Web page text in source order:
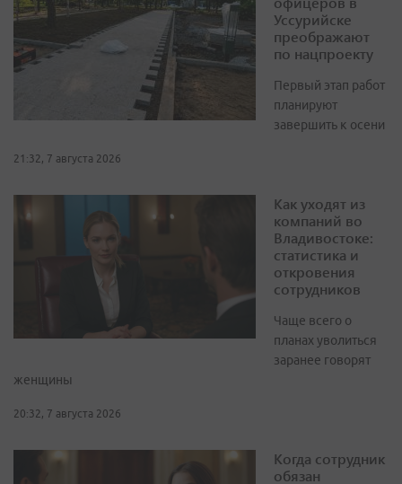
Уссурийске
преображают
по нацпроекту
Первый этап работ
планируют
завершить к осени
21:32, 7 августа 2026
Как уходят из
компаний во
Владивостоке:
статистика и
откровения
сотрудников
Чаще всего о
планах уволиться
заранее говорят
женщины
20:32, 7 августа 2026
Когда сотрудник
обязан